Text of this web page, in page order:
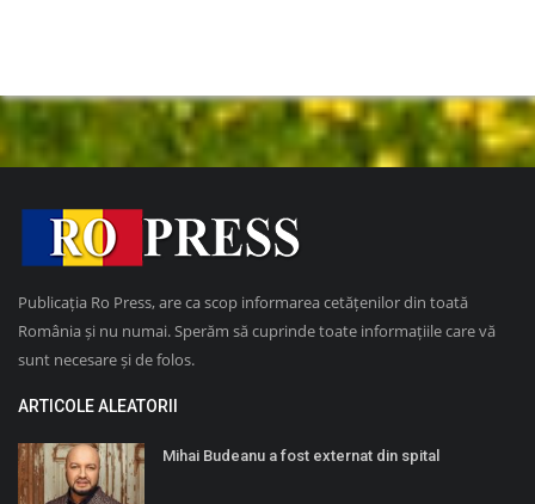
Publicația Ro Press, are ca scop informarea cetățenilor din toată
România și nu numai. Sperăm să cuprinde toate informațiile care vă
sunt necesare și de folos.
ARTICOLE ALEATORII
Mihai Budeanu a fost externat din spital